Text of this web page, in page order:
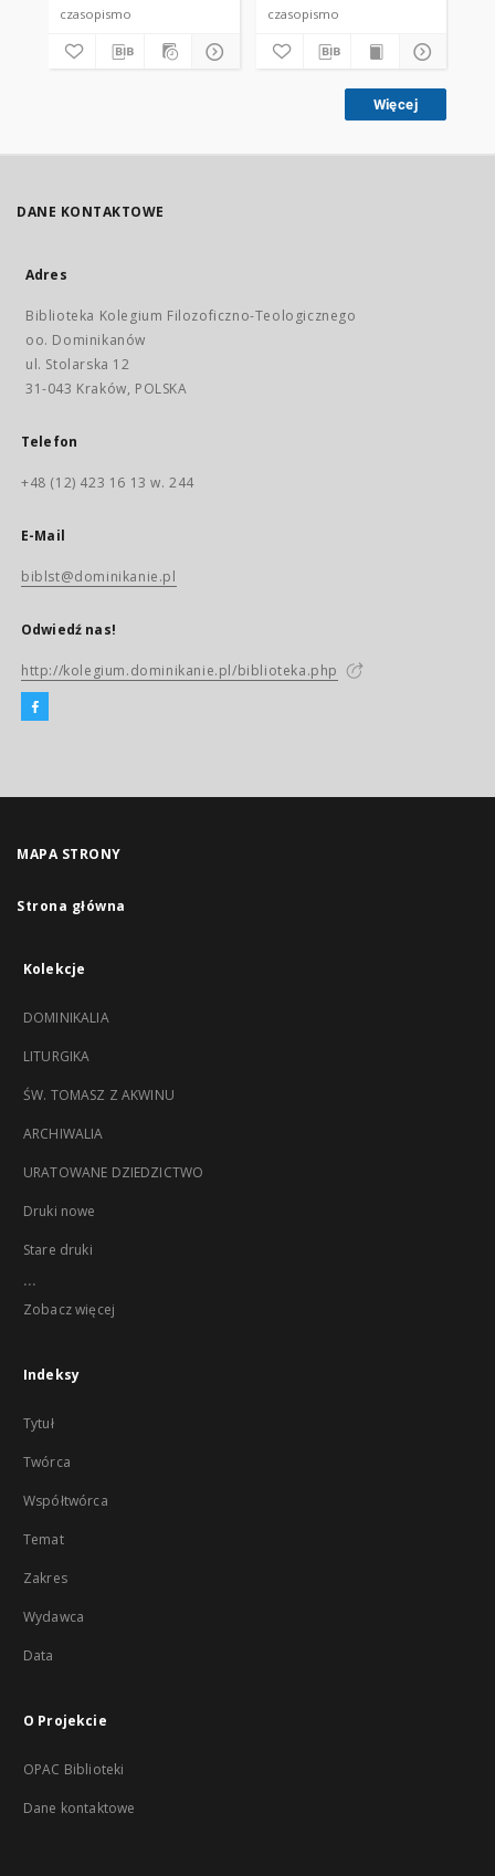
czasopismo czasopismo
Więcej
DANE KONTAKTOWE
Adres
Biblioteka Kolegium Filozoficzno-Teologicznego
oo. Dominikanów
ul. Stolarska 12
31-043 Kraków, POLSKA
Telefon
+48 (12) 423 16 13 w. 244
E-Mail
biblst@dominikanie.pl
Odwiedź nas!
http://kolegium.dominikanie.pl/biblioteka.php
MAPA STRONY
Strona główna
Kolekcje
DOMINIKALIA
LITURGIKA
ŚW. TOMASZ Z AKWINU
ARCHIWALIA
URATOWANE DZIEDZICTWO
Druki nowe
Stare druki
...
Zobacz więcej
Indeksy
Tytuł
Twórca
Współtwórca
Temat
Zakres
Wydawca
Data
O Projekcie
OPAC Biblioteki
Dane kontaktowe